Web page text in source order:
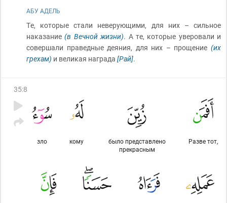
АБУ АДЕЛЬ
Те, которые стали неверующими, для них – сильное
наказание(в Вечной жизни). А те, которые уверовали и
совершали праведные деяния, для них – прощение (их
грехам) и великая награда [Рай].
35:8
Разве тот,
было представлено
прекрасным
кому
зло